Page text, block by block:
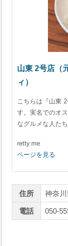
山東 2号店（
ィ）
こちらは『山東
す。実名でのオ
なグルメな人た
retty.me
ページを見る
住所 神奈
電話 050-